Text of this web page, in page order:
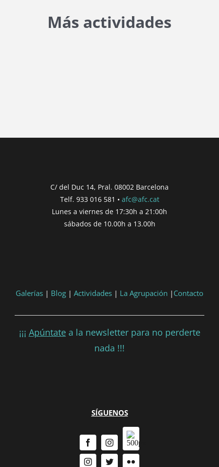
Más actividades
'DD/MM/YYYY') }}
Finalització de participació |{{
formatDate(post.end, 'YYYY-MM-DD',
'DD/MM/YYYY') }}
C/ del Duc 14, Pral. 08002 Barcelona
Telf. 933 016 581 • afc@afc.cat
Lunes a viernes de 17:30h a 21:00h
sábados de 10.00h a 13.00h
Galerías | Blog | Actividades | La Agrupación | Contacto
¡¡¡ Apúntatea la newsletter para no perderte
nada !!!
SÍGUENOS